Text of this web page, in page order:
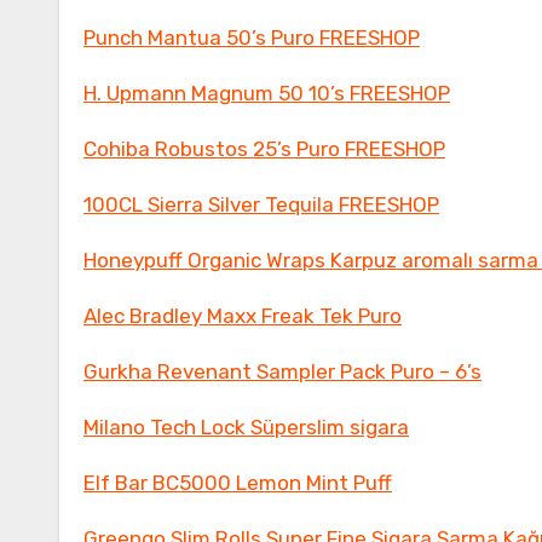
Punch Mantua 50’s Puro FREESHOP
H. Upmann Magnum 50 10’s FREESHOP
Cohiba Robustos 25’s Puro FREESHOP
100CL Sierra Silver Tequila FREESHOP
Honeypuff Organic Wraps Karpuz aromalı sarma
Alec Bradley Maxx Freak Tek Puro
Gurkha Revenant Sampler Pack Puro – 6’s
Milano Tech Lock Süperslim sigara
Elf Bar BC5000 Lemon Mint Puff